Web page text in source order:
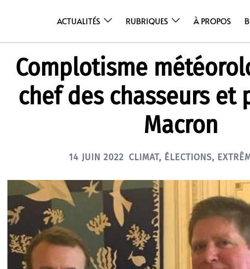
ACTUALITÉS RUBRIQUES À PROPOS
Complotisme
chef des chasseurs et
Macron
14 JUIN 2022 CLIMAT, ÉLECTIONS,